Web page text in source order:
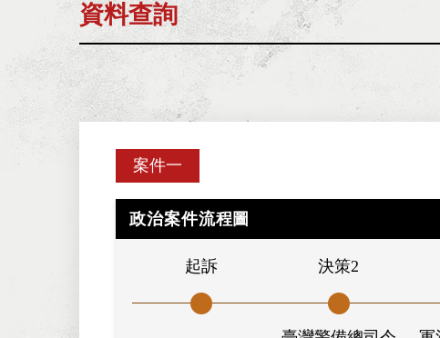
資料查詢
案件一
政治案件流程圖
起訴 決策2